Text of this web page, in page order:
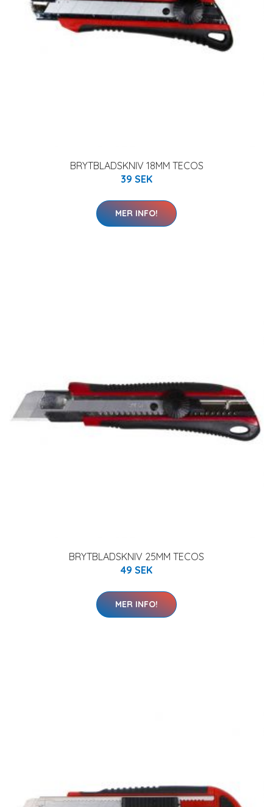
BRYTBLADSKNIV 18MM TECOS
39 SEK
MER INFO!
BRYTBLADSKNIV 25MM TECOS
49 SEK
MER INFO!